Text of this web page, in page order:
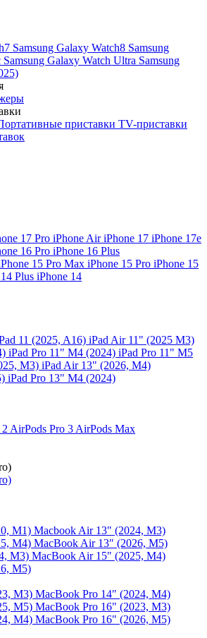
Samsung Galaxy Watch8 Samsung
Samsung Galaxy Watch Ultra Samsung
приставки TV-приставки
17 Pro iPhone AiriPhone 17 iPhone 17e
16 Pro iPhone 16 Plus
15 Pro Max iPhone 15 Pro iPhone 15
Plus iPhone 14
11 (2025, A16) iPad Air 11" (2025 M3)
iPad Pro 11" M4 (2024) iPad Pro 11" M5
M3) iPad Air 13" (2026, M4)
iPad Pro 13" M4 (2024)
AirPods Pro 3 AirPods Max
M1) Macbook Air 13" (2024, M3)
M4) MacBook Air 13″ (2026, M5)
M3) MacBook Air 15" (2025, M4)
M5)
M3) MacBook Pro 14″ (2024, M4)
M5) MacBook Pro 16" (2023, M3)
M4) MacBook Pro 16" (2026, M5)